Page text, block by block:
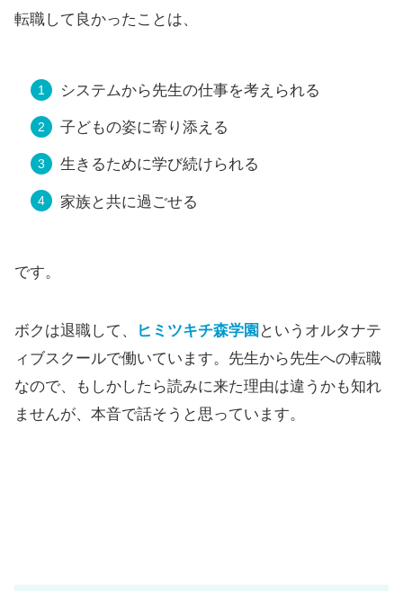
転職して良かったことは、
システムから先生の仕事を考えられる
子どもの姿に寄り添える
生きるために学び続けられる
家族と共に過ごせる
です。
ボクは退職して、 ヒミツキチ森学園 というオルタナテ
ィブスクールで働いています。先生から先生への転職
なので、もしかしたら読みに来た理由は違うかも知れ
ませんが、本音で話そうと思っています。